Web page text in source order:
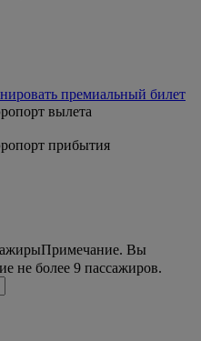
премиальный билет
вылета
прибытия
Примечание. Вы
не более 9 пассажиров.